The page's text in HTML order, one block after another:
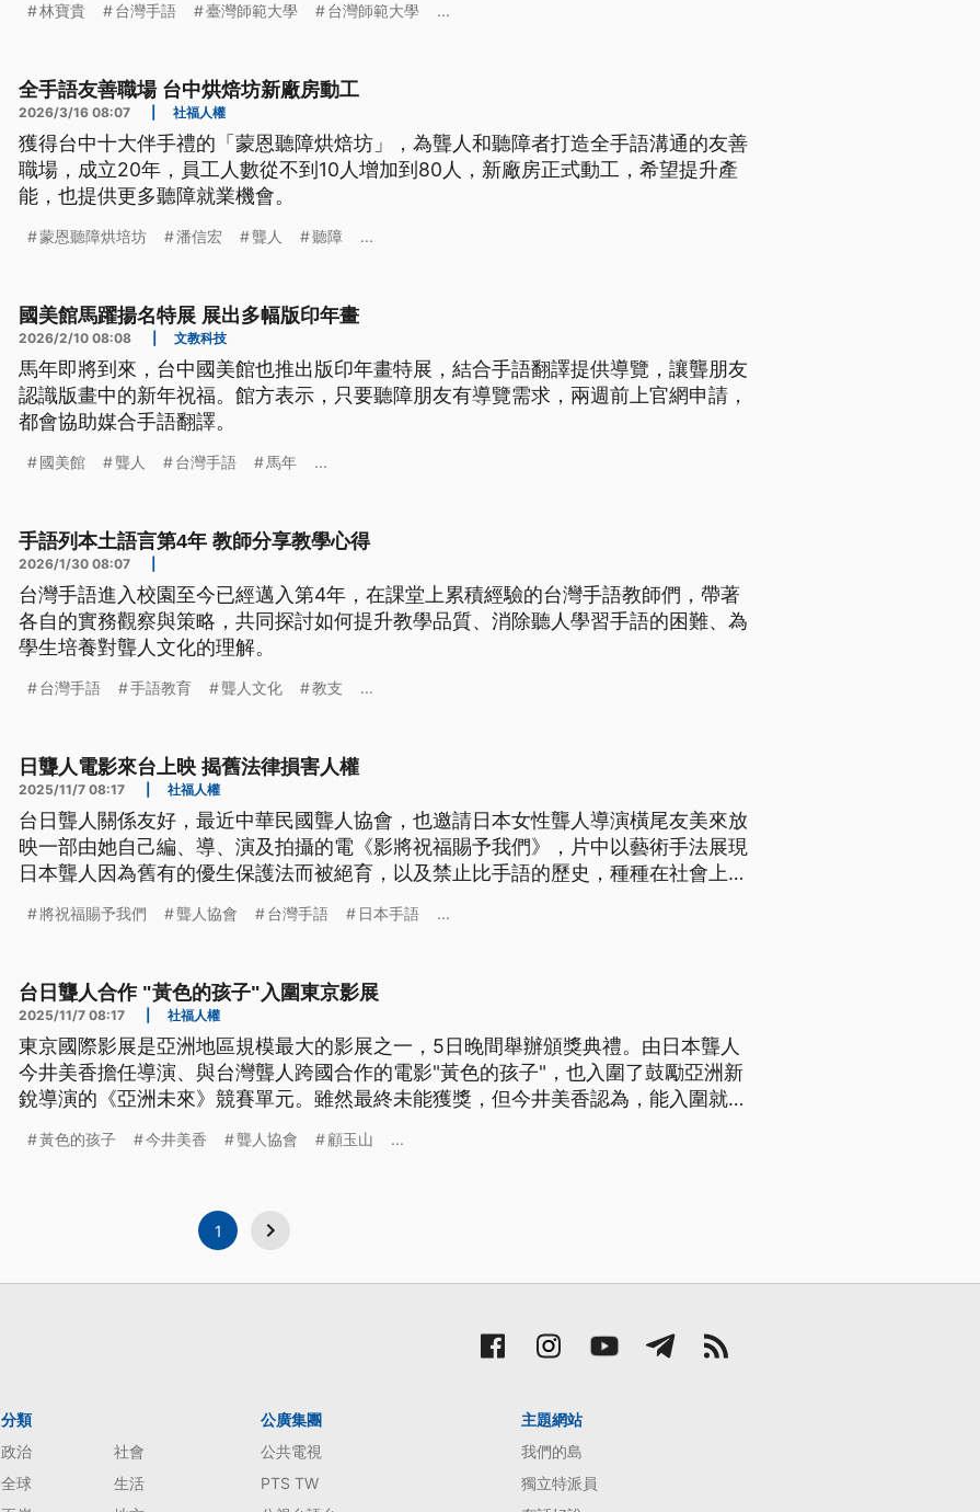
林寶貴 台灣手語 臺灣師範大學 台灣師範大學 ...
全手語友善職場 台中烘焙坊新廠房動工
2026/3/16 08:07 社福人權
獲得台中十大伴手禮的「蒙恩聽障烘焙坊」，為聾人和聽障者打造全手語溝通的友善
職場，成立20年，員工人數從不到10人增加到80人，新廠房正式動工，希望提升產
能，也提供更多聽障就業機會。
蒙恩聽障烘培坊 潘信宏 聾人 聽障 ...
國美館馬躍揚名特展 展出多幅版印年畫
2026/2/10 08:08 文教科技
馬年即將到來，台中國美館也推出版印年畫特展，結合手語翻譯提供導覽，讓聾朋友
認識版畫中的新年祝福。館方表示，只要聽障朋友有導覽需求，兩週前上官網申請，
都會協助媒合手語翻譯。
國美館 聾人 台灣手語 馬年 ...
手語列本土語言第4年 教師分享教學心得
2026/1/30 08:07
台灣手語進入校園至今已經邁入第4年，在課堂上累積經驗的台灣手語教師們，帶著
各自的實務觀察與策略，共同探討如何提升教學品質、消除聽人學習手語的困難、為
學生培養對聾人文化的理解。
台灣手語 手語教育 聾人文化 教支 ...
日聾人電影來台上映 揭舊法律損害人權
2025/11/7 08:17 社福人權
台日聾人關係友好，最近中華民國聾人協會，也邀請日本女性聾人導演橫尾友美來放
映一部由她自己編、導、演及拍攝的電《影將祝福賜予我們》，片中以藝術手法展現
日本聾人因為舊有的優生保護法而被絕育，以及禁止比手語的歷史，種種在社會上的
將祝福賜予我們 聾人協會 台灣手語 日本手語 ...
台日聾人合作 "黃色的孩子"入圍東京影展
2025/11/7 08:17 社福人權
東京國際影展是亞洲地區規模最大的影展之一，5日晚間舉辦頒獎典禮。由日本聾人
今井美香擔任導演、與台灣聾人跨國合作的電影"黃色的孩子"，也入圍了鼓勵亞洲新
銳導演的《亞洲未來》競賽單元。雖然最終未能獲獎，但今井美香認為，能入圍就是
黃色的孩子 今井美香 聾人協會 顧玉山 ...
1
分類
政治
社會
全球
生活
公廣集團
公共電視
PTS TW
主題網站
我們的島
獨立特派員